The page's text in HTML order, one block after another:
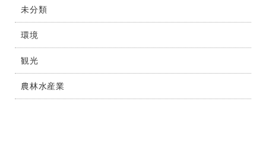
未分類
環境
観光
農林水産業